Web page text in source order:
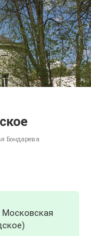
Бондарева
Московская